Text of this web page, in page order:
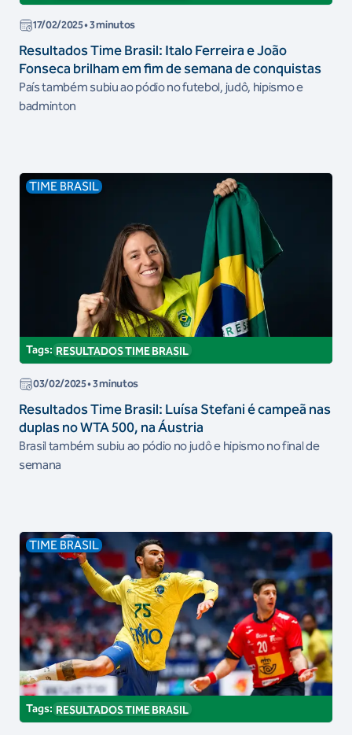
17/02/2025• 3 minutos
Resultados Time Brasil: Italo Ferreira e João
Fonseca brilham em fim de semana de conquistas
País também subiu ao pódio no futebol, judô, hipismo e
badminton
TIME BRASIL
Tags: RESULTADOS TIME BRASIL
03/02/2025• 3 minutos
Resultados Time Brasil: Luísa Stefani é campeã nas
duplas no WTA 500, na Áustria
Brasil também subiu ao pódio no judô e hipismo no final de
semana
TIME BRASIL
Tags: RESULTADOS TIME BRASIL